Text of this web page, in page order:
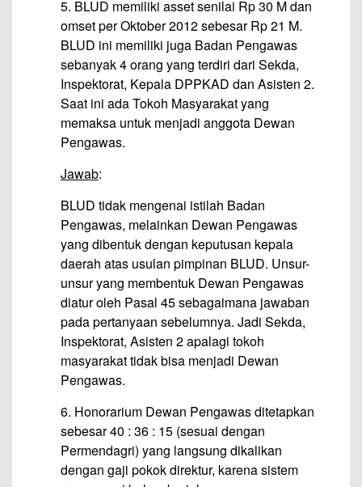
5. BLUD memiliki asset senilai Rp 30 M dan
omset per Oktober 2012 sebesar Rp 21 M.
BLUD ini memiliki juga Badan Pengawas
sebanyak 4 orang yang terdiri dari Sekda,
Inspektorat, Kepala DPPKAD dan Asisten 2.
Saat ini ada Tokoh Masyarakat yang
memaksa untuk menjadi anggota Dewan
Pengawas.
Jawab:
BLUD tidak mengenai istilah Badan
Pengawas, melainkan Dewan Pengawas
yang dibentuk dengan keputusan kepala
daerah atas usulan pimpinan BLUD. Unsur-
unsur yang membentuk Dewan Pengawas
diatur oleh Pasal 45 sebagaimana jawaban
pada pertanyaan sebelumnya. Jadi Sekda,
Inspektorat, Asisten 2 apalagi tokoh
masyarakat tidak bisa menjadi Dewan
Pengawas.
6. Honorarium Dewan Pengawas ditetapkan
sebesar 40 : 36 : 15 (sesuai dengan
Permendagri) yang langsung dikalikan
dengan gaji pokok direktur, karena sistem